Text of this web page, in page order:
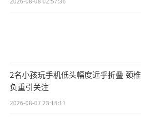
2名小孩玩手机低头幅度近乎折叠 颈椎
负重引关注
2026-08-07 23:18:11